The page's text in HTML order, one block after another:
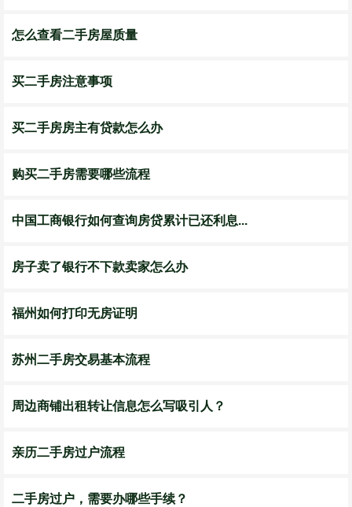
怎么查看二手房屋质量
买二手房注意事项
买二手房房主有贷款怎么办
购买二手房需要哪些流程
中国工商银行如何查询房贷累计已还利息...
房子卖了银行不下款卖家怎么办
福州如何打印无房证明
苏州二手房交易基本流程
周边商铺出租转让信息怎么写吸引人？
亲历二手房过户流程
二手房过户，需要办哪些手续？